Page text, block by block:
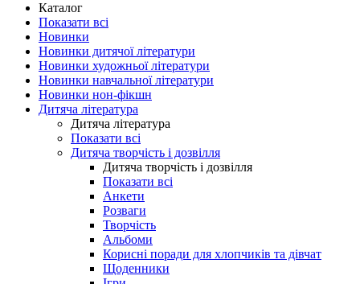
Каталог
Показати всі
Новинки
Новинки дитячої літератури
Новинки художньої літератури
Новинки навчальної літератури
Новинки нон-фікшн
Дитяча література
Дитяча література
Показати всі
Дитяча творчість і дозвілля
Дитяча творчість і дозвілля
Показати всі
Анкети
Розваги
Творчість
Альбоми
Корисні поради для хлопчиків та дівчат
Щоденники